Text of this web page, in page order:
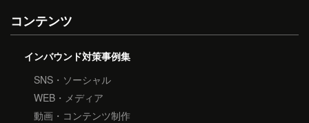
コンテンツ
インバウンド対策事例集
SNS・ソーシャル
WEB・メディア
動画・コンテンツ制作